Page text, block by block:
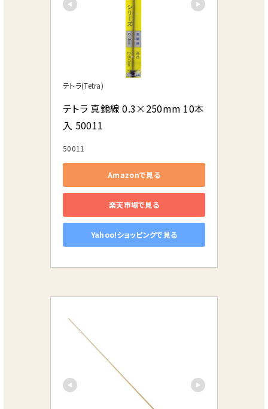
テトラ(Tetra)
テトラ 真鍮線 0.3×250mm 10本
入 50011
50011
Amazonで見る
楽天市場で見る
Yahoo!ショッピングで見る